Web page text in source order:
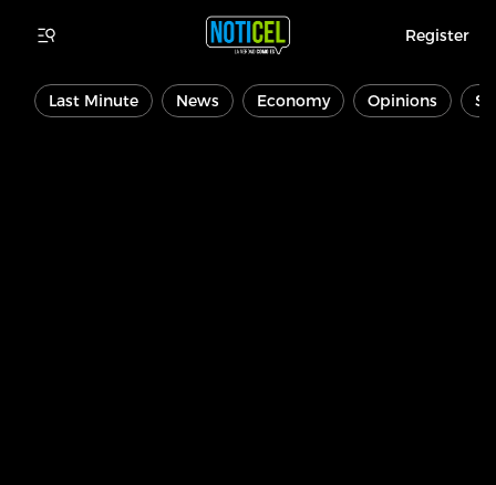
Register
Last Minute News Economy Opinions